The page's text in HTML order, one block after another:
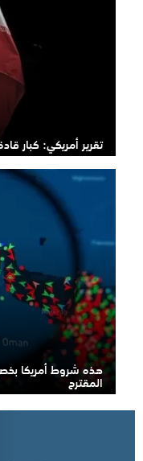
تقرير أمريكي: كبار
هذه شروط أمريكا
المقترح